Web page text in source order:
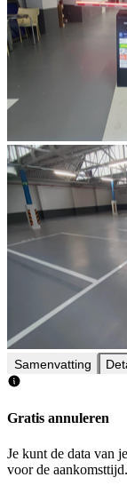
Samenvatting
Gratis annuleren
Je kunt de data van
voor de aankomsttijd.